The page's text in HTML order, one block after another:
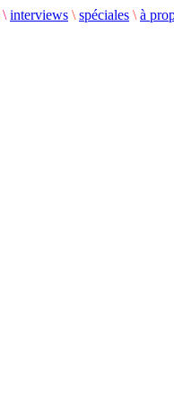
\ interviews \ spéciales \ à